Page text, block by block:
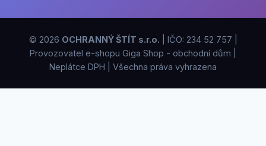
© 2026 OCHRANNÝ ŠTÍT s.r.o. | IČO: 234 52 757 |
Provozovatel e-shopu Giga Shop - obchodní dům |
Neplátce DPH | Všechna práva vyhrazena